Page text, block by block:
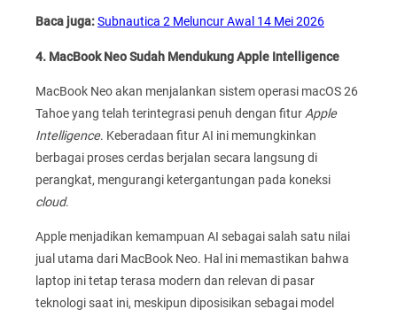
Baca juga:Subnautica 2 Meluncur Awal 14 Mei 2026
4. MacBook Neo Sudah Mendukung Apple Intelligence
MacBook Neo akan menjalankan sistem operasi macOS 26
Tahoe yang telah terintegrasi penuh dengan fitur Apple
Intelligence. Keberadaan fitur AI ini memungkinkan
berbagai proses cerdas berjalan secara langsung di
perangkat, mengurangi ketergantungan pada koneksi
cloud.
Apple menjadikan kemampuan AI sebagai salah satu nilai
jual utama dari MacBook Neo. Hal ini memastikan bahwa
laptop ini tetap terasa modern dan relevan di pasar
teknologi saat ini, meskipun diposisikan sebagai model